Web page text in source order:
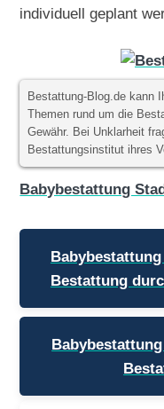
individuell geplant
Bestattung-Blog.de kann
Themen rund um die
Gewähr. Bei Unklarheit
Bestattungsinstitut ihres
Babybestattung
Bestattung